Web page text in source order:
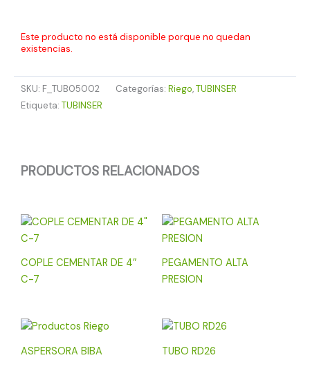
Este producto no está disponible porque no quedan
existencias.
SKU: F_TUB05002 Categorías: Riego,TUBINSER
Etiqueta: TUBINSER
PRODUCTOS RELACIONADOS
COPLE CEMENTAR DE 4″
C-7
PEGAMENTO ALTA
PRESION
ASPERSORA BIBA TUBO RD26